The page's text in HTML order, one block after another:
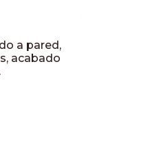
a pared,
acabado